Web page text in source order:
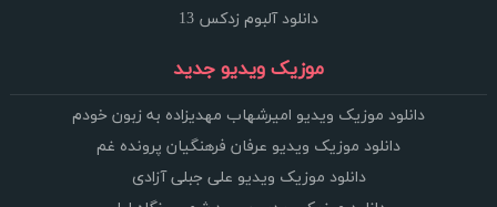
دانلود آلبوم زدکس 13
موزیک ویدیو جدید
دانلود موزیک ویدیو امیرشهاب مهدیزاده به زبون خودم
دانلود موزیک ویدیو عرفان فرهنگیان پرونده غم
دانلود موزیک ویدیو علی جبلی آزادی